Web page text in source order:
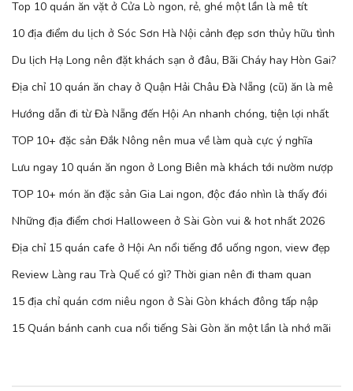
Top 10 quán ăn vặt ở Cửa Lò ngon, rẻ, ghé một lần là mê tít
10 địa điểm du lịch ở Sóc Sơn Hà Nội cảnh đẹp sơn thủy hữu tình
Du lịch Hạ Long nên đặt khách sạn ở đâu, Bãi Cháy hay Hòn Gai?
Địa chỉ 10 quán ăn chay ở Quận Hải Châu Đà Nẵng (cũ) ăn là mê
Hướng dẫn đi từ Đà Nẵng đến Hội An nhanh chóng, tiện lợi nhất
TOP 10+ đặc sản Đắk Nông nên mua về làm quà cực ý nghĩa
Lưu ngay 10 quán ăn ngon ở Long Biên mà khách tới nườm nượp
TOP 10+ món ăn đặc sản Gia Lai ngon, độc đáo nhìn là thấy đói
Những địa điểm chơi Halloween ở Sài Gòn vui & hot nhất 2026
Địa chỉ 15 quán cafe ở Hội An nổi tiếng đồ uống ngon, view đẹp
Review Làng rau Trà Quế có gì? Thời gian nên đi tham quan
15 địa chỉ quán cơm niêu ngon ở Sài Gòn khách đông tấp nập
15 Quán bánh canh cua nổi tiếng Sài Gòn ăn một lần là nhớ mãi